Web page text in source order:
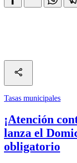
Tasas municipales
¡Atención
lanza el
obligatorio